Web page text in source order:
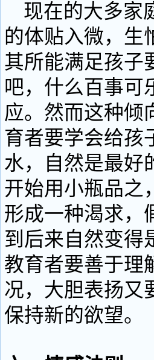
现在的大多家
的体贴入微，生
其所能满足孩子
吧，什么百事可
应。然而这种倾
育者要学会给孩
水，自然是最好
开始用小瓶品之
形成一种渴求，
到后来自然变得
教育者要善于理
况，大胆表扬又
保持新的欲望。